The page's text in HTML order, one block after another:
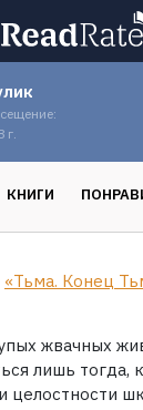
г.
КНИГИ
«Тьма. Конец
жвачных
лишь тогда,
целостности